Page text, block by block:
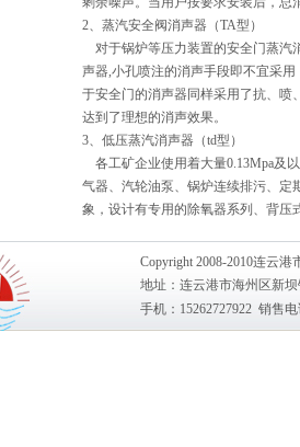
2、蒸汽安全阀消声器（TA型）
对于锅炉等压力装置的安全门蒸汽
声器,小孔喷注的消声手段即不宜采
于安全门的消声器同样采用了抗、喷
达到了理想的消声效果。
3、低压蒸汽消声器（td型）
各工矿企业使用着大量0.13Mpa及
气器、汽轮油泵、锅炉连续排污、定
象，设计有专用的除氧器系列、背压
Copyright 2008-2010连云
地址：连云港市海州区新
手机：15262727922 销售